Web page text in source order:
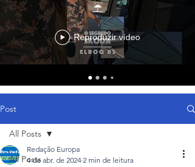
☔
Reproduzir vídeo
Post
All Posts
All Posts
Redação Europa
4 de abr. de 2024 2 min de leitura